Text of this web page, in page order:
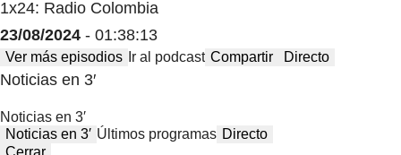
1x24: Radio Colombia
23/08/2024 - 01:38:13
Ver más episodios Ir al podcast Compartir Directo
Noticias en 3′
Noticias en 3′
Noticias en 3′ Últimos programas Directo
Cerrar